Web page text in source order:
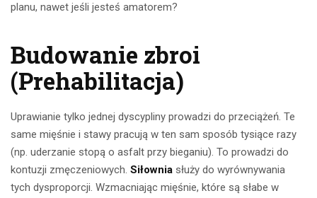
planu, nawet jeśli jesteś amatorem?
Budowanie zbroi
(Prehabilitacja)
Uprawianie tylko jednej dyscypliny prowadzi do przeciążeń. Te
same mięśnie i stawy pracują w ten sam sposób tysiące razy
(np. uderzanie stopą o asfalt przy bieganiu). To prowadzi do
kontuzji zmęczeniowych. Siłownia służy do wyrównywania
tych dysproporcji. Wzmacniając mięśnie, które są słabe w